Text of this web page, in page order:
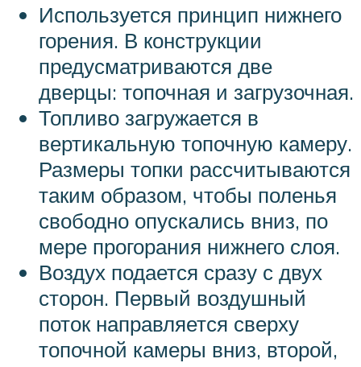
Используется принцип нижнего
горения. В конструкции
предусматриваются две
дверцы: топочная и загрузочная.
Топливо загружается в
вертикальную топочную камеру.
Размеры топки рассчитываются
таким образом, чтобы поленья
свободно опускались вниз, по
мере прогорания нижнего слоя.
Воздух подается сразу с двух
сторон. Первый воздушный
поток направляется сверху
топочной камеры вниз, второй,